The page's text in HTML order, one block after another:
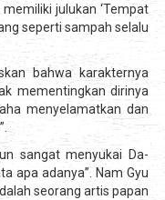
julukan ‘Tempat
seperti sampah selalu
bahwa karakternya
mementingkan dirinya
menyelamatkan dan
sangat menyukai Da-
apa adanya”. Nam Gyu
seorang artis papan